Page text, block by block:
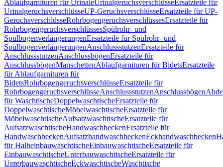
Ablaufgarnituren für UrinaleUrinalgeruchsverschlüsseErsatzteile für
UrinalgeruchsverschlüsseUP-GeruchsverschlüsseErsatzteile für UP-
GeruchsverschlüsseRohrbogengeruchsverschlüssesErsatzteile für
RohrbogengeruchsverschlüssesSpülrohr- und
SpülbogenverlängerungenErsatzteile für Spülrohr- und
SpülbogenverlängerungenAnschlussstutzenErsatzteile für
AnschlussstutzenAnschlussbögenErsatzteile für
AnschlussbögenManschettenAblaufgarnituren für BidetsErsatzteile
für Ablaufgarnituren für
BidetsRohrbogengeruchsverschlüsseErsatzteile für
RohrbogengeruchsverschlüsseAnschlussstutzenAnschlussbögen
für WaschtischeDoppelwaschtischeErsatzteile für
DoppelwaschtischeMöbelwaschtischeErsatzteile für
MöbelwaschtischeAufsatzwaschtischeErsatzteile für
AufsatzwaschtischeHandwaschbeckenErsatzteile für
HandwaschbeckenAufsatzhandwaschbeckenEckhandwaschbecken
für HalbeinbauwaschtischeEinbauwaschtischeErsatzteile für
EinbauwaschtischeUnterbauwaschtischeErsatzteile für
UnterbauwaschtischeEckwaschtischeWaschtische